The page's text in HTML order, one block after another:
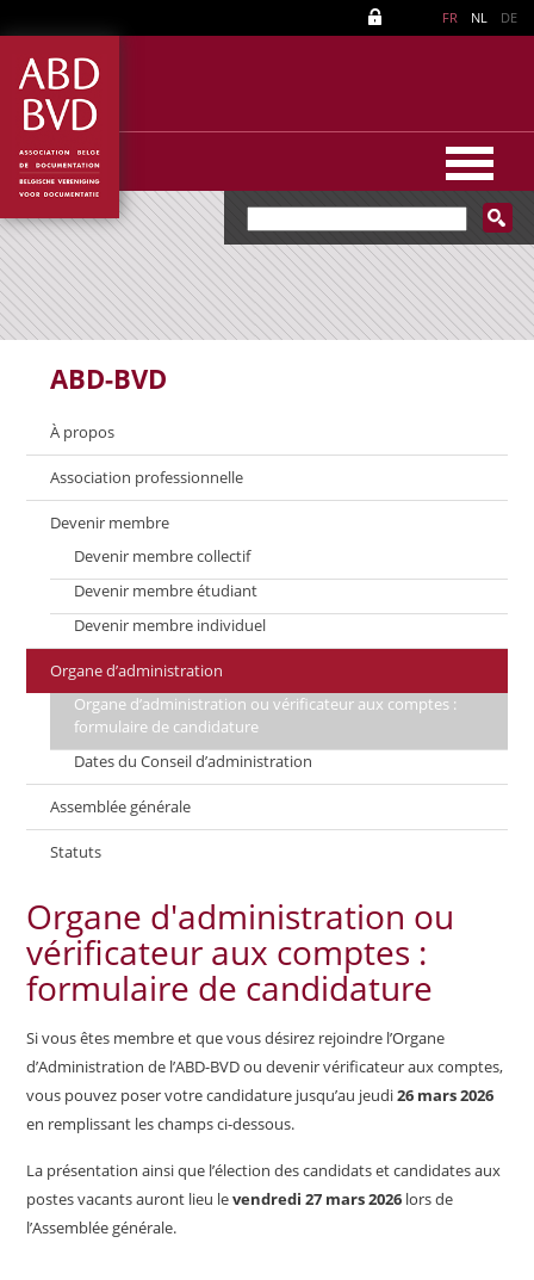
FR NL DE
ABD-BVD
À propos
Association professionnelle
Devenir membre
Devenir membre collectif
Devenir membre étudiant
Devenir membre individuel
Organe d’administration
Organe d’administration ou vérificateur aux comptes :
formulaire de candidature
Dates du Conseil d’administration
Assemblée générale
Statuts
Organe d'administration ou
vérificateur aux comptes :
formulaire de candidature
Si vous êtes membre et que vous désirez rejoindre l’Organe
d’Administration de l’ABD-BVD ou devenir vérificateur aux comptes,
vous pouvez poser votre candidature jusqu’au jeudi26 mars 2026
en remplissant les champs ci-dessous.
La présentation ainsi que l’élection des candidats et candidates aux
postes vacants auront lieu levendredi 27 mars 2026 lors de
l’Assemblée générale.